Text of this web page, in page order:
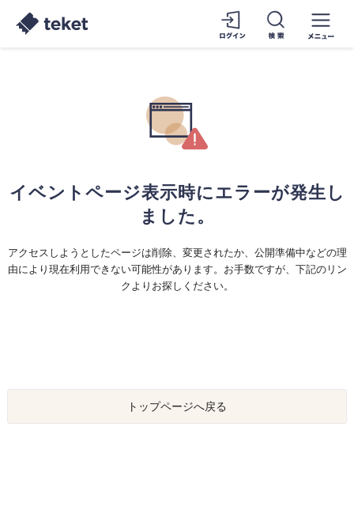
イベントページ表示時にエラーが発生し
ました。
アクセスしようとしたページは削除、変更されたか、公開準備中などの理
由により現在利用できない可能性があります。お手数ですが、下記のリン
クよりお探しください。
トップページへ戻る